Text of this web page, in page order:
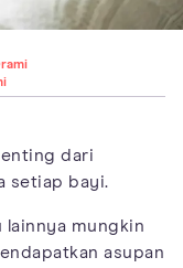
dari
setiap bayi.
lainnya mungkin
asupan